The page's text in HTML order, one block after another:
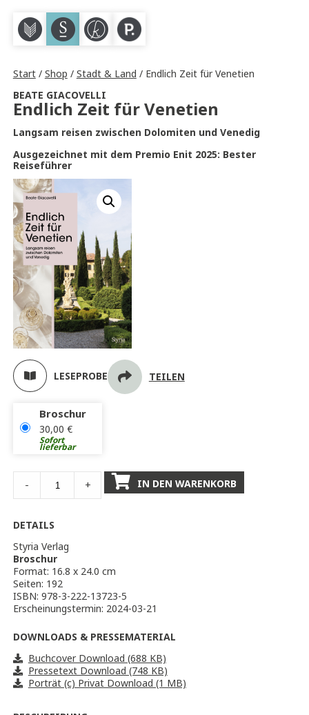
M S K P
Start/ Shop / Stadt & Land / Endlich Zeit für Venetien
BEATE GIACOVELLI
Endlich Zeit für Venetien
Langsam reisen zwischen Dolomiten und Venedig
Ausgezeichnet mit dem Premio Enit 2025: Bester
Reiseführer
LESEPROBE TEILEN
Broschur
30,00 €
Sofort
lieferbar
- + IN DEN WARENKORB
DETAILS
Styria Verlag
Broschur
Format: 16.8 x 24.0 cm
Seiten: 192
ISBN: 978-3-222-13723-5
Erscheinungstermin: 2024-03-21
DOWNLOADS & PRESSEMATERIAL
Buchcover Download (688 KB)
Pressetext Download (748 KB)
Porträt (c) Privat Download (1 MB)